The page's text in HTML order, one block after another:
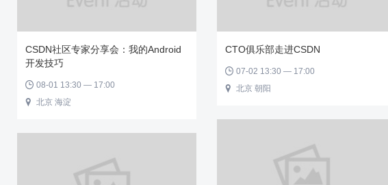
CSDN社区专家分享会：我的Android
开发技巧
 08-01 13:30 — 17:00
 北京 海淀
CTO俱乐部走进CSDN
 07-02 13:30 — 17:00
 北京 朝阳